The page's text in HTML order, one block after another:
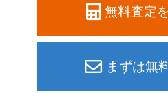
無料査定
まずは無